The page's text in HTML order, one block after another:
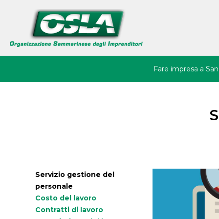
navigation
Fare impresa a
Startup e
Servizio gestione del
personale
Costo del lavoro
Contratti di lavoro